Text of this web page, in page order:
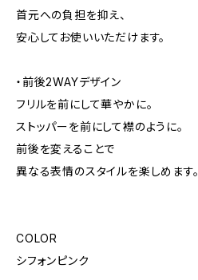
首元への負担を抑え、
安心してお使いいただけます。
・前後2WAYデザイン
フリルを前にして華やかに。
ストッパーを前にして襟のように。
前後を変えることで
異なる表情のスタイルを楽しめます。
COLOR
シフォンピンク